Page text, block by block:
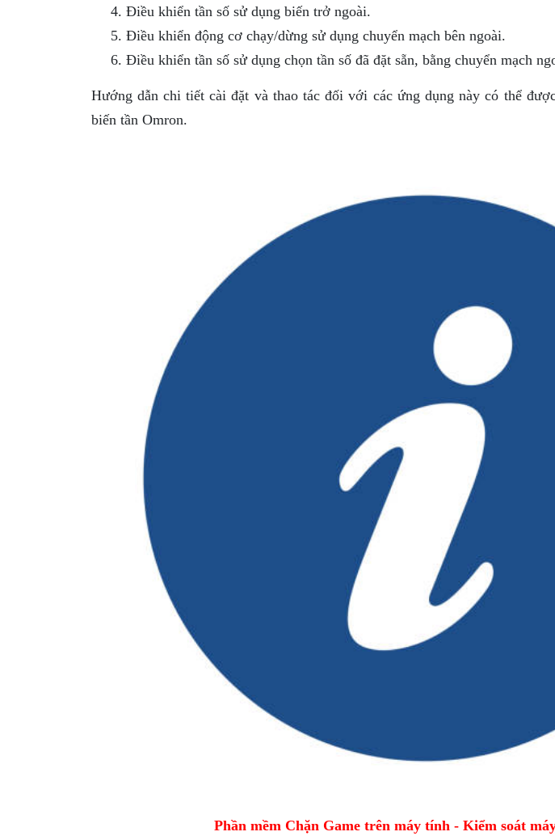
Điều khiển tần số sử dụng biến trở ngoài.
Điều khiển động cơ chạy/dừng sử dụng chuyển mạch bên ngoài.
Điều khiển tần số sử dụng chọn tần số đã đặt sẵn, bằng chuyển mạch
Hướng dẫn chi tiết cài đặt và thao tác đối với các ứng dụng này có thể
biến tần Omron.
Phần mềm Chặn Game trên máy tính - Kiểm soát